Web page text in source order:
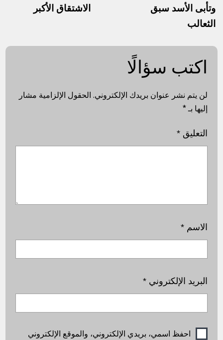
وتأبى الأسد سبق
الثعالب
الاشتقاق الأكبر
اكتب سؤالًا
لن يتم نشر عنوان بريدك الإلكتروني. الحقول الإلزامية مشار
إليها بـ*
التعليق*
الاسم*
البريد الإلكتروني*
احفظ اسمي، بريدي الإلكتروني، والموقع الإلكتروني